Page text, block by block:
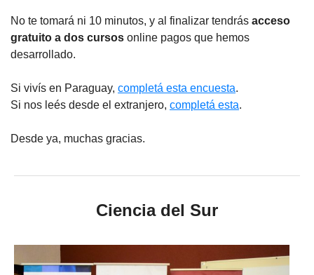
No te tomará ni 10 minutos, y al finalizar tendrás acceso
gratuito a dos cursos online pagos que hemos
desarrollado.
Si vivís en Paraguay, completá esta encuesta.
Si nos leés desde el extranjero, completá esta.
Desde ya, muchas gracias.
Ciencia del Sur